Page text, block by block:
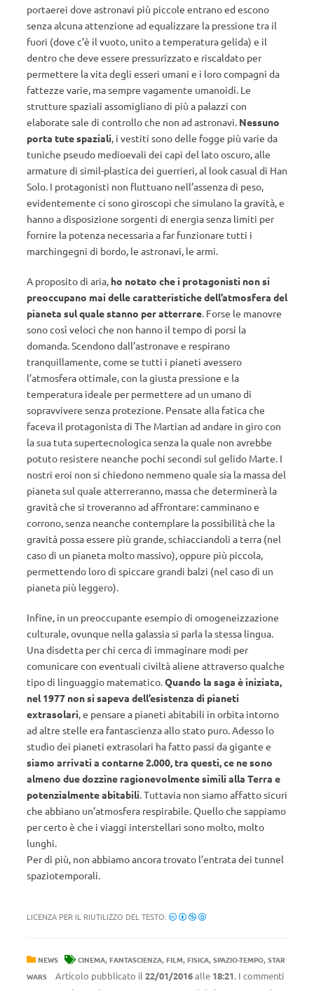
portaerei dove astronavi più piccole entrano ed escono
senza alcuna attenzione ad equalizzare la pressione tra il
fuori (dove c’è il vuoto, unito a temperatura gelida) e il
dentro che deve essere pressurizzato e riscaldato per
permettere la vita degli esseri umani e i loro compagni da
fattezze varie, ma sempre vagamente umanoidi. Le
strutture spaziali assomigliano di più a palazzi con
elaborate sale di controllo che non ad astronavi. Nessuno
porta tute spaziali, i vestiti sono delle fogge più varie da
tuniche pseudo medioevali dei capi del lato oscuro, alle
armature di simil-plastica dei guerrieri, al look casual di Han
Solo. I protagonisti non fluttuano nell’assenza di peso,
evidentemente ci sono giroscopi che simulano la gravità, e
hanno a disposizione sorgenti di energia senza limiti per
fornire la potenza necessaria a far funzionare tutti i
marchingegni di bordo, le astronavi, le armi.
A proposito di aria, ho notato che i protagonisti non si
preoccupano mai delle caratteristiche dell’atmosfera del
pianeta sul quale stanno per atterrare. Forse le manovre
sono così veloci che non hanno il tempo di porsi la
domanda. Scendono dall’astronave e respirano
tranquillamente, come se tutti i pianeti avessero
l’atmosfera ottimale, con la giusta pressione e la
temperatura ideale per permettere ad un umano di
sopravvivere senza protezione. Pensate alla fatica che
faceva il protagonista di The Martian ad andare in giro con
la sua tuta supertecnologica senza la quale non avrebbe
potuto resistere neanche pochi secondi sul gelido Marte. I
nostri eroi non si chiedono nemmeno quale sia la massa del
pianeta sul quale atterreranno, massa che determinerà la
gravità che si troveranno ad affrontare: camminano e
corrono, senza neanche contemplare la possibilità che la
gravità possa essere più grande, schiacciandoli a terra (nel
caso di un pianeta molto massivo), oppure più piccola,
permettendo loro di spiccare grandi balzi (nel caso di un
pianeta più leggero).
Infine, in un preoccupante esempio di omogeneizzazione
culturale, ovunque nella galassia si parla la stessa lingua.
Una disdetta per chi cerca di immaginare modi per
comunicare con eventuali civiltà aliene attraverso qualche
tipo di linguaggio matematico.Quando la saga è iniziata,
nel 1977 non si sapeva dell’esistenza di pianeti
extrasolari, e pensare a pianeti abitabili in orbita intorno
ad altre stelle era fantascienza allo stato puro. Adesso lo
studio dei pianeti extrasolari ha fatto passi da gigante e
siamo arrivati a contarne 2.000, tra questi, ce ne sono
almeno due dozzine ragionevolmente simili alla Terra e
potenzialmente abitabili. Tuttavia non siamo affatto sicuri
che abbiano un’atmosfera respirabile. Quello che sappiamo
per certo è che i viaggi interstellari sono molto, molto
lunghi.
Per di più, non abbiamo ancora trovato l’entrata dei tunnel
spaziotemporali.
LICENZA PER IL RIUTILIZZO DEL TESTO:
NEWS CINEMA, FANTASCIENZA, FILM, FISICA, SPAZIO-TEMPO, STAR
WARS
Articolo pubblicato il 22/01/2016alle 18:21. I commenti